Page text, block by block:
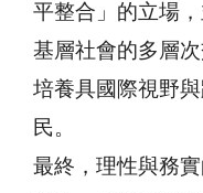
平整合」的立場
基層社會的多層
培養具國際視野
民。
最終，理性與務